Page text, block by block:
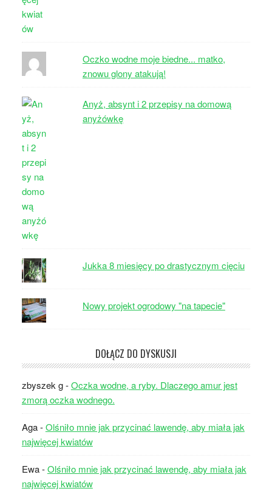
Oczko wodne moje biedne... matko,
znowu glony atakują!
Anyż, absynt i 2 przepisy na domową
anyżówkę
Jukka 8 miesięcy po drastycznym cięciu
Nowy projekt ogrodowy "na tapecie"
DOŁĄCZ DO DYSKUSJI
zbyszek g-Oczka wodne, a ryby. Dlaczego amur jest
zmorą oczka wodnego.
Aga-Olśniło mnie jak przycinać lawendę, aby miała jak
najwięcej kwiatów
Ewa-Olśniło mnie jak przycinać lawendę, aby miała jak
najwięcej kwiatów